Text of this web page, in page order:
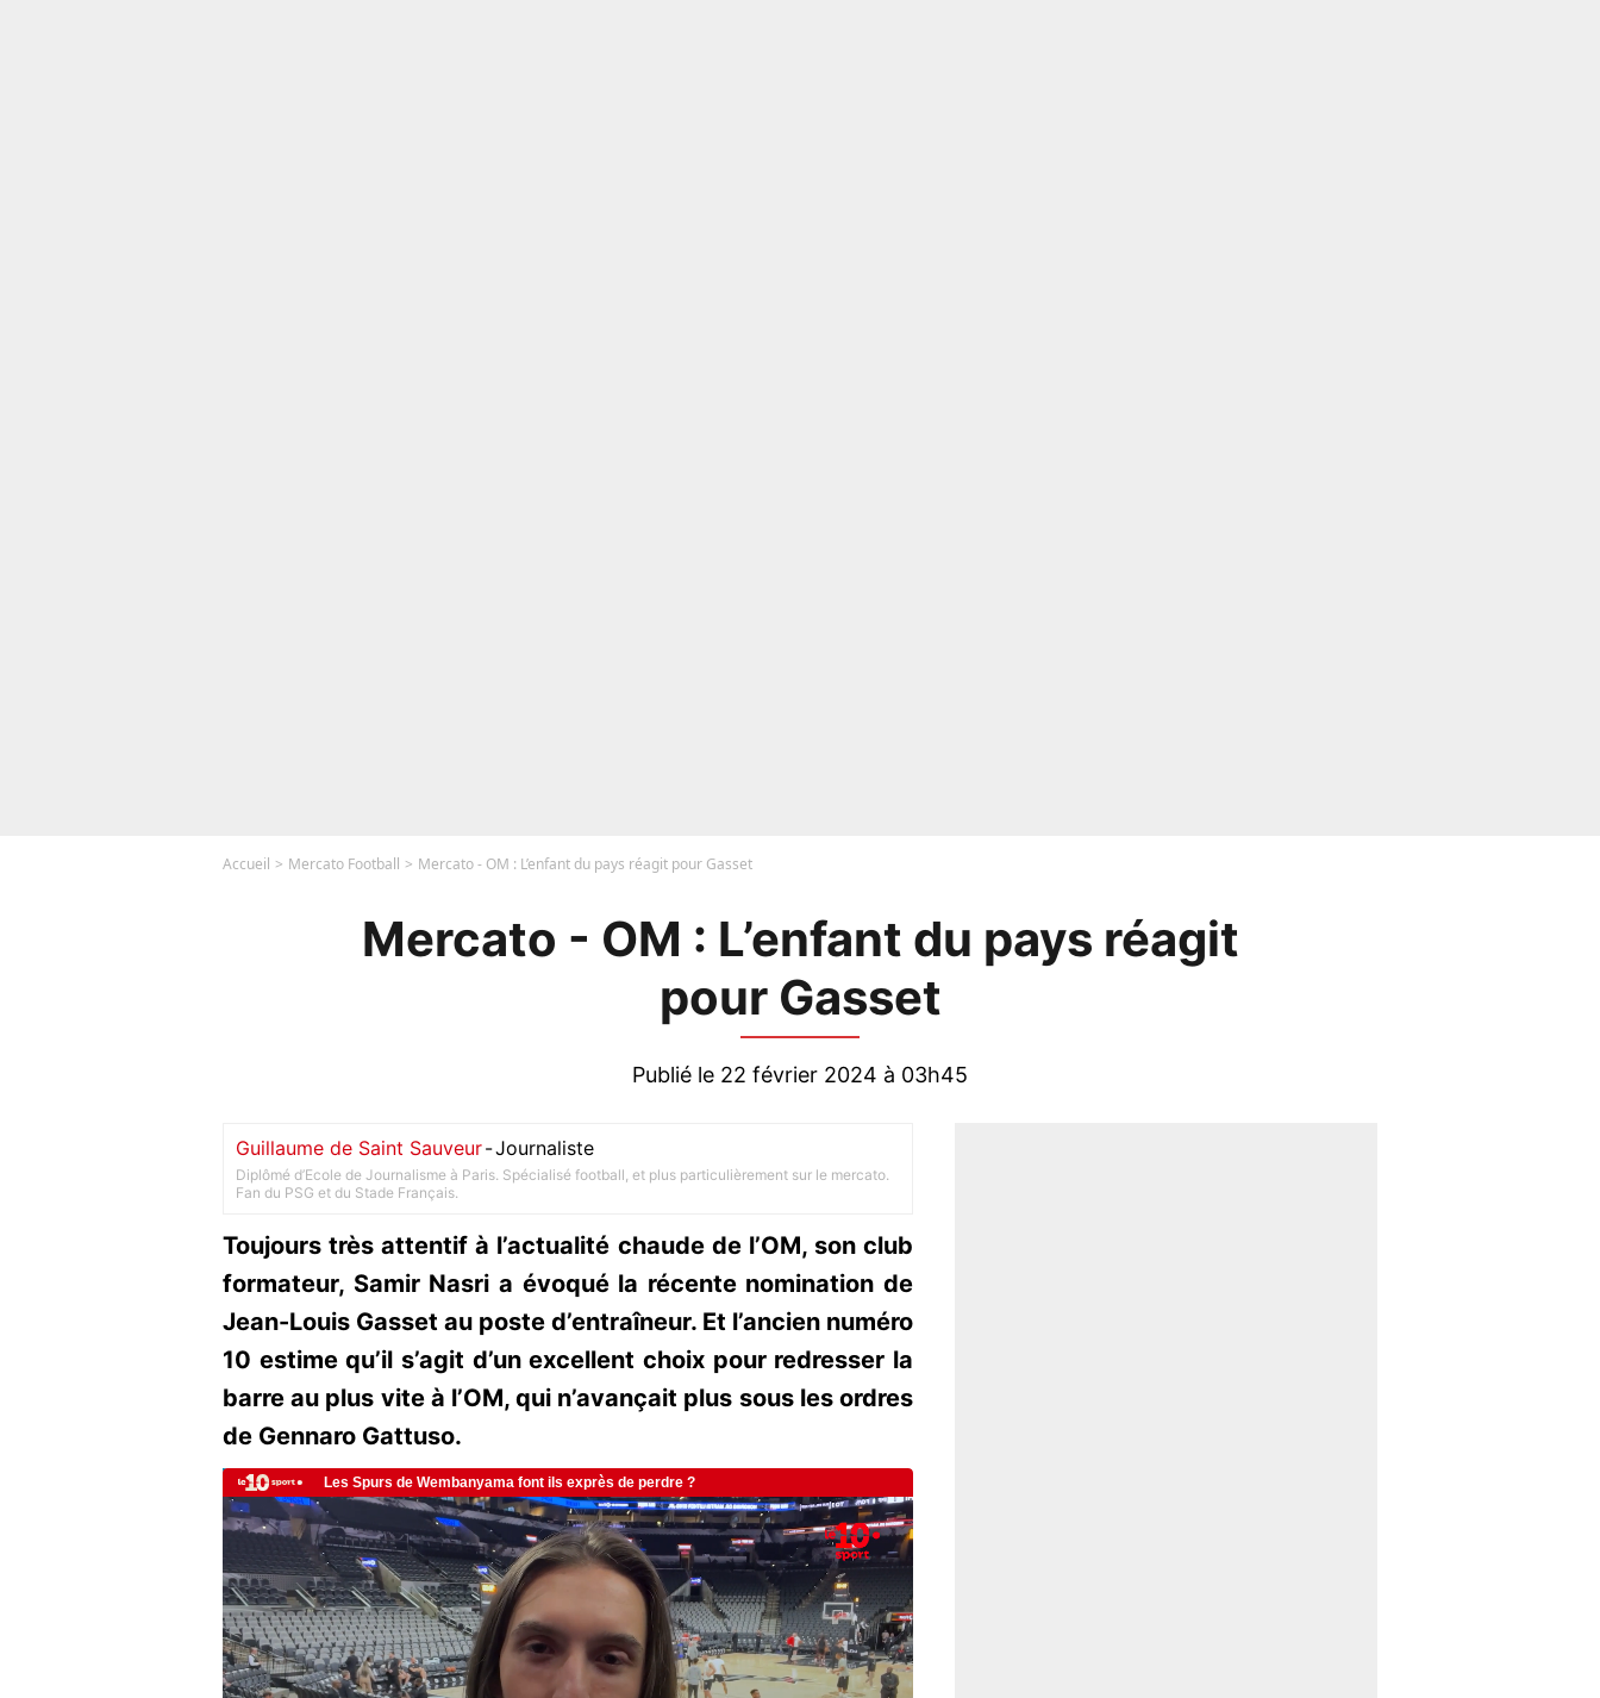
Accueil Mercato Football Mercato - OM : L’enfant du pays réagit pour Gasset
Mercato - OM : L’enfant du pays réagit
pour Gasset
Publié le 22 février 2024 à 03h45
Guillaume de Saint Sauveur-Journaliste
Diplômé d’Ecole de Journalisme à Paris. Spécialisé football, et plus particulièrement sur le mercato.
Fan du PSG et du Stade Français.
Toujours très attentif à l’actualité chaude de l’OM, son club
formateur, Samir Nasri a évoqué la récente nomination de
Jean-Louis Gasset au poste d’entraîneur. Et l’ancien numéro
10 estime qu’il s’agit d’un excellent choix pour redresser la
barre au plus vite à l’OM, qui n’avançait plus sous les ordres
de Gennaro Gattuso.